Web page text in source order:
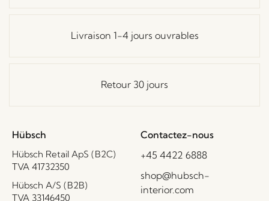
Livraison 1-4 jours ouvrables
Retour 30 jours
Hübsch
Hübsch Retail ApS (B2C)
TVA 41732350
Hübsch A/S (B2B)
TVA 33146450
Contactez-nous
+45 4422 6888
shop@hubsch-
interior.com